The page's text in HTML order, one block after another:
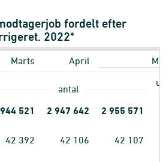
fordelt efter
2022*
Marts April Maj
antal
944 521 2 947 642 2 955 571
42 392 42 106 42 107